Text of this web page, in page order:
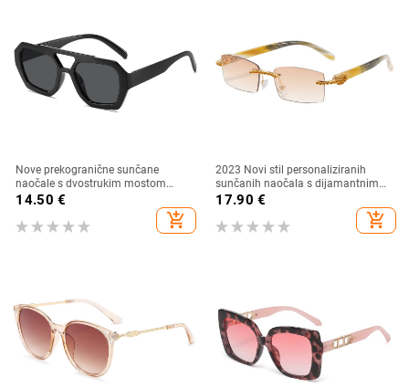
Nove prekogranične sunčane
naočale s dvostrukim mostom
nepravilnog oblika, europski i
američki stil, popularne, moderne
sunčane naočale, jedinstvene
14.50 €
add_shopping_cart
2023 Novi stil personaliziranih
sunčanih naočala s dijamantnim
umetkom, moderne i četvrtaste
naočale s dijamantnim rezom, hip
hop sunčane naočale u uličnom
17.90 €
add_shopping_cart